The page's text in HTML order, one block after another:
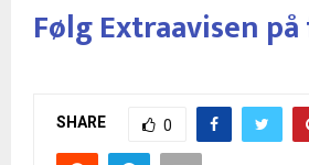
Følg Extraavisen
SHARE 0